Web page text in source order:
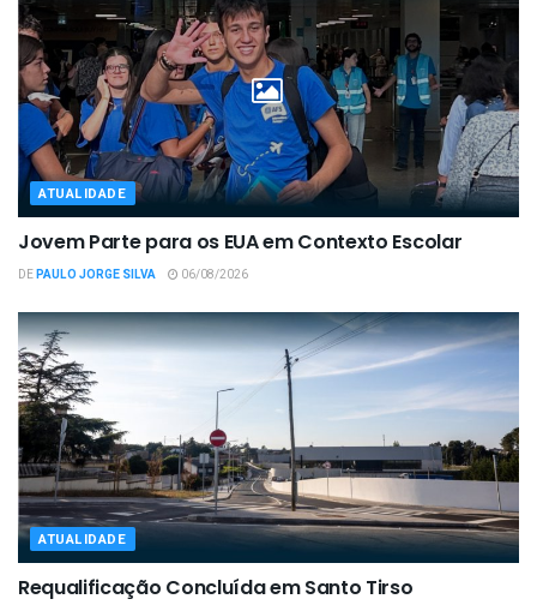
ATUALIDADE
Jovem Parte para os EUA em Contexto Escolar
DEPAULO JORGE SILVA 06/08/2026
ATUALIDADE
Requalificação Concluída em Santo Tirso